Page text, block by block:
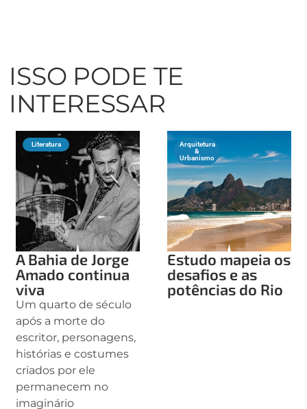
ISSO PODE TE
INTERESSAR
Literatura
A Bahia de Jorge
Amado continua
viva
Um quarto de século
após a morte do
escritor, personagens,
histórias e costumes
criados por ele
permanecem no
imaginário
Arquitetura
&
Urbanismo
Estudo mapeia os
desafios e as
potências do Rio